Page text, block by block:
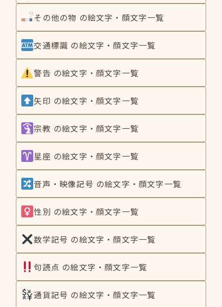
その他の物 の絵文字・顔文字一覧
交通標識 の絵文字・顔文字一覧
警告 の絵文字・顔文字一覧
矢印 の絵文字・顔文字一覧
宗教 の絵文字・顔文字一覧
星座 の絵文字・顔文字一覧
音声・映像記号 の絵文字・顔文字一覧
性別 の絵文字・顔文字一覧
数学記号 の絵文字・顔文字一覧
句読点 の絵文字・顔文字一覧
通貨記号 の絵文字・顔文字一覧